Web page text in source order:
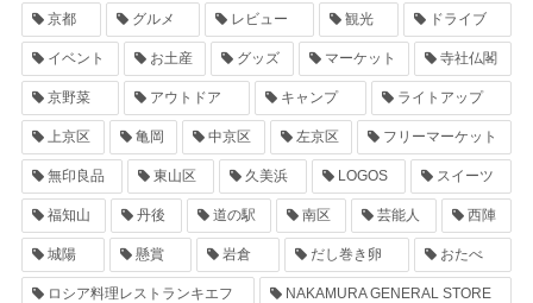
京都 グルメ レビュー 観光 ドライブ
イベント お土産 グッズ マーケット 寺社仏閣
京野菜 アウトドア キャンプ ライトアップ
上京区 亀岡 中京区 左京区 フリーマーケット
無印良品 東山区 久美浜 LOGOS スイーツ
福知山 丹後 道の駅 南区 芸能人 西陣
城陽 懸賞 岩倉 だし巻き卵 おたべ
ロシア料理レストランキエフ NAKAMURA GENERAL STORE